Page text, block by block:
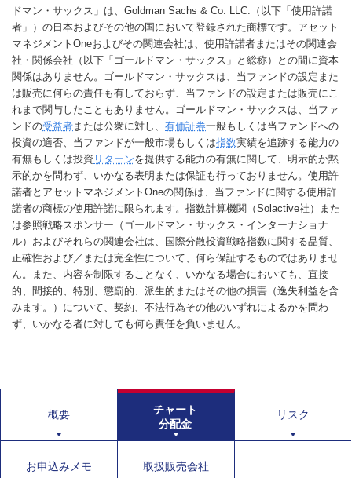
ドマン・サックス」は、Goldman Sachs & Co. LLC.（以下「使用許諾
者」）の日本およびその他の国において登録された商標です。アセット
マネジメントOneおよびその関連会社は、使用許諾者またはその関連会
社・関係会社（以下「ゴールドマン・サックス」と総称）との間に資本
関係はありません。ゴールドマン・サックスは、当ファンドの設定また
は販売に何らの責任も有しておらず、当ファンドの設定または販売にこ
れまで関与したこともありません。ゴールドマン・サックスは、当ファ
ンドの受益者または公衆に対し、 有価証券一般もしくは当ファンドへの
投資の適否、当ファンドが一般市場もしくは指数実績を追跡する能力の
有無もしくは投資 リターンを提供する能力の有無に関して、明示的か黙
示的かを問わず、いかなる表明または保証も行っておりません。使用許
諾者とアセットマネジメントOneの関係は、当ファンドに関する使用許
諾者の商標の使用許諾に限られます。指数計算機関（Solactive社）また
は参照戦略スポンサー（ゴールドマン・サックス・インターナショナ
ル）およびそれらの関連会社は、国際分散投資戦略指数に関する品質、
正確性および／または完全性について、何ら保証するものではありませ
ん。また、内容を制限することなく、いかなる場合においても、直接
的、間接的、特別、懲罰的、派生的またはその他の損害（逸失利益を含
みます。）について、契約、不法行為その他のいずれによるかを問わ
ず、いかなる者に対しても何ら責任を負いません。
概要
チャート
分配金
リスク
お申込みメモ 取扱販売会社